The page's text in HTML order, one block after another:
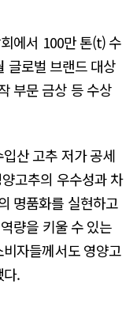
에서 100만 톤(t) 수
글로벌 브랜드 대상
부문 금상 등 수상
산 고추 저가 공세
고추의 우수성과 차
명품화를 실현하고
량을 키울 수 있는
자들께서도 영양고
.